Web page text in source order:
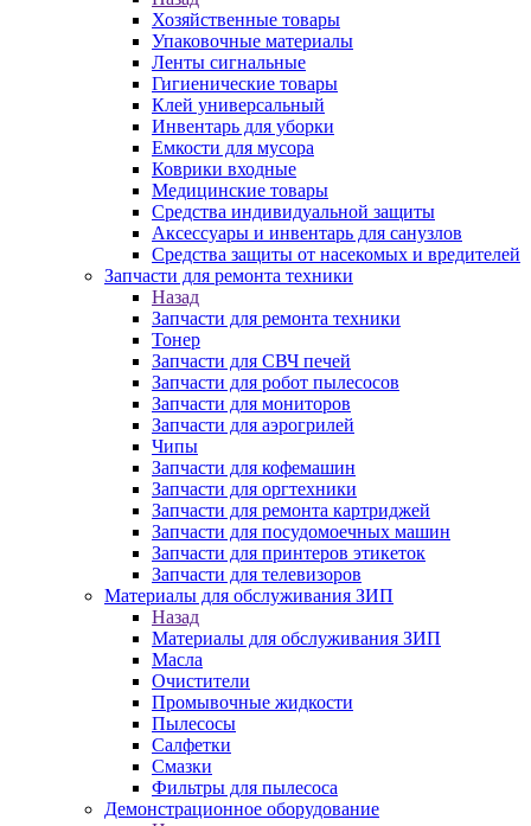
Хозяйственные товары
Упаковочные материалы
Ленты сигнальные
Гигиенические товары
Клей универсальный
Инвентарь для уборки
Емкости для мусора
Коврики входные
Медицинские товары
Средства индивидуальной защиты
Аксессуары и инвентарь для санузлов
Средства защиты от насекомых и вредителей
Запчасти для ремонта техники
Назад
Запчасти для ремонта техники
Тонер
Запчасти для СВЧ печей
Запчасти для робот пылесосов
Запчасти для мониторов
Запчасти для аэрогрилей
Чипы
Запчасти для кофемашин
Запчасти для оргтехники
Запчасти для ремонта картриджей
Запчасти для посудомоечных машин
Запчасти для принтеров этикеток
Запчасти для телевизоров
Материалы для обслуживания ЗИП
Назад
Материалы для обслуживания ЗИП
Масла
Очистители
Промывочные жидкости
Пылесосы
Салфетки
Смазки
Фильтры для пылесоса
Демонстрационное оборудование